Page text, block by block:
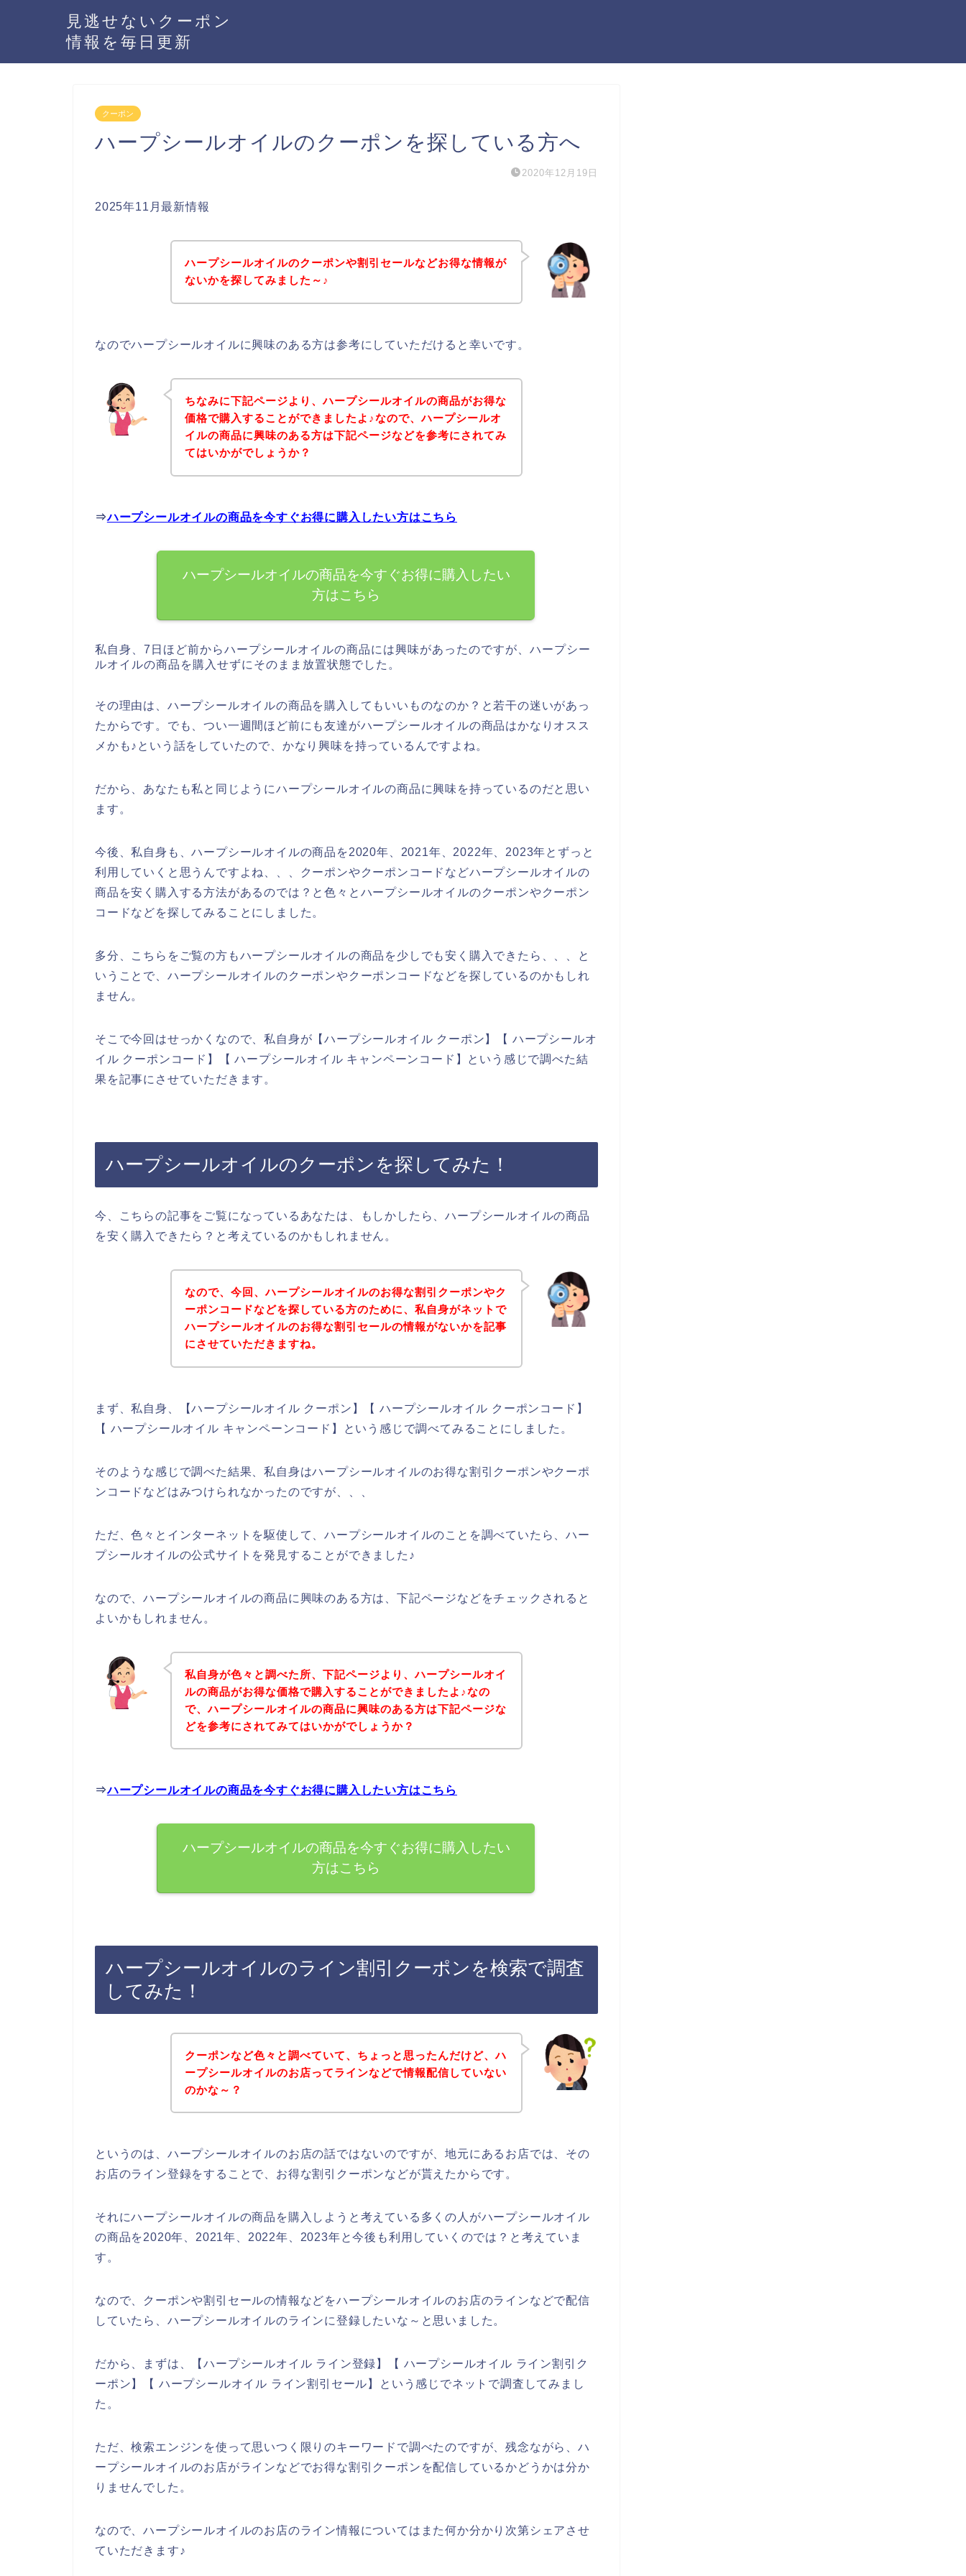
見逃せないクーポン
情報を毎日更新
クーポン
ハープシールオイルのクーポンを探している方へ
2020年12月19日
2025年11月最新情報
ハープシールオイルのクーポンや割引セールなどお得な情報が
ないかを探してみました～♪
なのでハープシールオイルに興味のある方は参考にしていただけると幸いです。
ちなみに下記ページより、ハープシールオイルの商品がお得な
価格で購入することができましたよ♪なので、ハープシールオ
イルの商品に興味のある方は下記ページなどを参考にされてみ
てはいかがでしょうか？
⇒ハープシールオイルの商品を今すぐお得に購入したい方はこちら
ハープシールオイルの商品を今すぐお得に購入したい
方はこちら
私自身、7日ほど前からハープシールオイルの商品には興味があったのですが、ハープシー
ルオイルの商品を購入せずにそのまま放置状態でした。
その理由は、ハープシールオイルの商品を購入してもいいものなのか？と若干の迷いがあっ
たからです。でも、つい一週間ほど前にも友達がハープシールオイルの商品はかなりオスス
メかも♪という話をしていたので、かなり興味を持っているんですよね。
だから、あなたも私と同じようにハープシールオイルの商品に興味を持っているのだと思い
ます。
今後、私自身も、ハープシールオイルの商品を2020年、2021年、2022年、2023年とずっと
利用していくと思うんですよね、、、クーポンやクーポンコードなどハープシールオイルの
商品を安く購入する方法があるのでは？と色々とハープシールオイルのクーポンやクーポン
コードなどを探してみることにしました。
多分、こちらをご覧の方もハープシールオイルの商品を少しでも安く購入できたら、、、と
いうことで、ハープシールオイルのクーポンやクーポンコードなどを探しているのかもしれ
ません。
そこで今回はせっかくなので、私自身が【ハープシールオイル クーポン】【 ハープシールオ
イル クーポンコード】【 ハープシールオイル キャンペーンコード】という感じで調べた結
果を記事にさせていただきます。
ハープシールオイルのクーポンを探してみた！
今、こちらの記事をご覧になっているあなたは、もしかしたら、ハープシールオイルの商品
を安く購入できたら？と考えているのかもしれません。
なので、今回、ハープシールオイルのお得な割引クーポンやク
ーポンコードなどを探している方のために、私自身がネットで
ハープシールオイルのお得な割引セールの情報がないかを記事
にさせていただきますね。
まず、私自身、【ハープシールオイル クーポン】【 ハープシールオイル クーポンコード】
【 ハープシールオイル キャンペーンコード】という感じで調べてみることにしました。
そのような感じで調べた結果、私自身はハープシールオイルのお得な割引クーポンやクーポ
ンコードなどはみつけられなかったのですが、、、
ただ、色々とインターネットを駆使して、ハープシールオイルのことを調べていたら、ハー
プシールオイルの公式サイトを発見することができました♪
なので、ハープシールオイルの商品に興味のある方は、下記ページなどをチェックされると
よいかもしれません。
私自身が色々と調べた所、下記ページより、ハープシールオイ
ルの商品がお得な価格で購入することができましたよ♪なの
で、ハープシールオイルの商品に興味のある方は下記ページな
どを参考にされてみてはいかがでしょうか？
⇒ハープシールオイルの商品を今すぐお得に購入したい方はこちら
ハープシールオイルの商品を今すぐお得に購入したい
方はこちら
ハープシールオイルのライン割引クーポンを検索で調査
してみた！
クーポンなど色々と調べていて、ちょっと思ったんだけど、ハ
ープシールオイルのお店ってラインなどで情報配信していない
のかな～？
というのは、ハープシールオイルのお店の話ではないのですが、地元にあるお店では、その
お店のライン登録をすることで、お得な割引クーポンなどが貰えたからです。
それにハープシールオイルの商品を購入しようと考えている多くの人がハープシールオイル
の商品を2020年、2021年、2022年、2023年と今後も利用していくのでは？と考えていま
す。
なので、クーポンや割引セールの情報などをハープシールオイルのお店のラインなどで配信
していたら、ハープシールオイルのラインに登録したいな～と思いました。
だから、まずは、【ハープシールオイル ライン登録】【 ハープシールオイル ライン割引ク
ーポン】【 ハープシールオイル ライン割引セール】という感じでネットで調査してみまし
た。
ただ、検索エンジンを使って思いつく限りのキーワードで調べたのですが、残念ながら、ハ
ープシールオイルのお店がラインなどでお得な割引クーポンを配信しているかどうかは分か
りませんでした。
なので、ハープシールオイルのお店のライン情報についてはまた何か分かり次第シェアさせ
ていただきます♪